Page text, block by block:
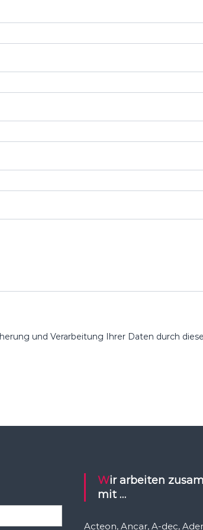
und Verarbeitung Ihrer Daten durch
Wir arbeiten zusammen
mit …
Acteon, Ancar, A-dec,